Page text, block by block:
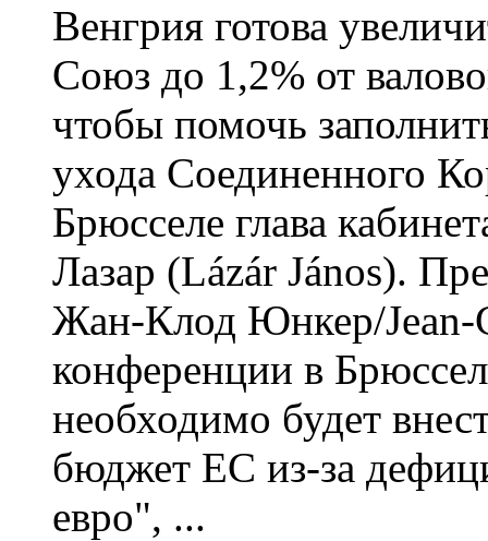
Венгрия готова
Союз до 1,2% от
чтобы помочь
ухода Соединенного
Брюсселе глава
Лазар (Lázár János).
Жан-Клод Юнкер/Jean-
конференции в
необходимо будет
бюджет ЕС из-за
евро", ...